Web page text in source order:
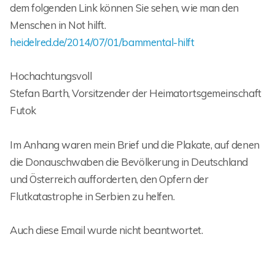
dem folgenden Link können Sie sehen, wie man den
Menschen in Not hilft.
heidelred.de/2014/07/01/bammental-hilft
Hochachtungsvoll
Stefan Barth, Vorsitzender der Heimatortsgemeinschaft
Futok
Im Anhang waren mein Brief und die Plakate, auf denen
die Donauschwaben die Bevölkerung in Deutschland
und Österreich aufforderten, den Opfern der
Flutkatastrophe in Serbien zu helfen.
Auch diese Email wurde nicht beantwortet.